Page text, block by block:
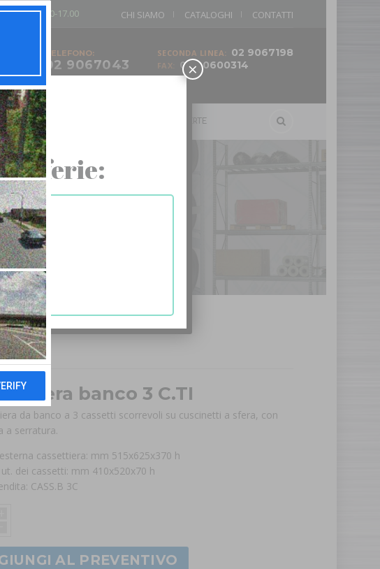
CHI SIAMO CATALOGHI CONTATTI
12.00/13.30-17.00
SECONDA LINEA: 02 9067198
FAX: 02 90600314
TELEFONO:
02 9067043
SEDIE E SGABELLI OFFERTE
banco 3 C.TI
da banco a 3 cassetti scorrevoli su cuscinetti a sfera, con
a serratura.
cassettiera: mm 515x625x370 h
dei cassetti: mm 410x520x70 h
CASS.B 3C
AL PREVENTIVO
ferie:
×